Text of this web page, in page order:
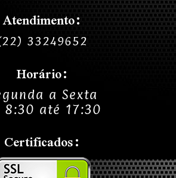
Atendimento:
33249652
Horário:
a Sexta
8:30 até 17:30
Certificados: